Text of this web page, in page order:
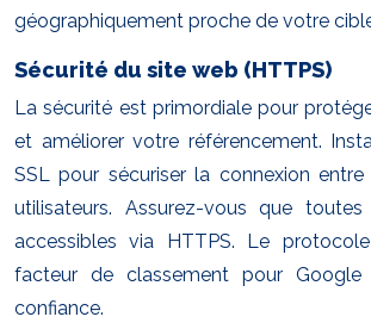
géographiquement proche de votre
Sécurité du site web (HTTPS)
La sécurité est primordiale pour
et améliorer votre référencement.
SSL pour sécuriser la connexion
utilisateurs. Assurez-vous que
accessibles via HTTPS. Le
facteur de classement pour
confiance.